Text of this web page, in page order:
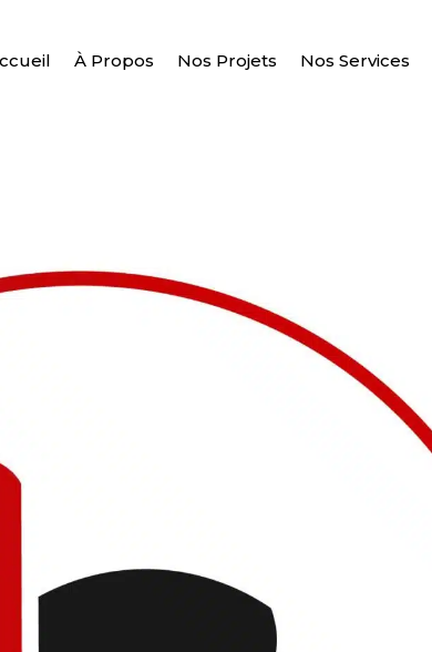
À Propos Nos Projets Nos Services